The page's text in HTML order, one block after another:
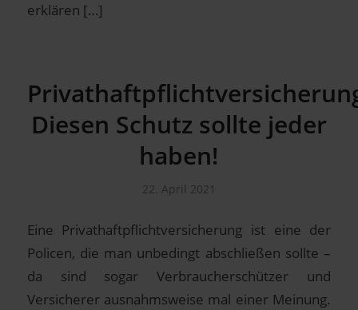
erklären […]
Diesen Schutz sollte jeder
haben!
22. April 2021
Eine Privathaftpflichtversicherung ist eine der
Policen, die man unbedingt abschließen sollte –
da sind sogar Verbraucherschützer und
Versicherer ausnahmsweise mal einer Meinung.